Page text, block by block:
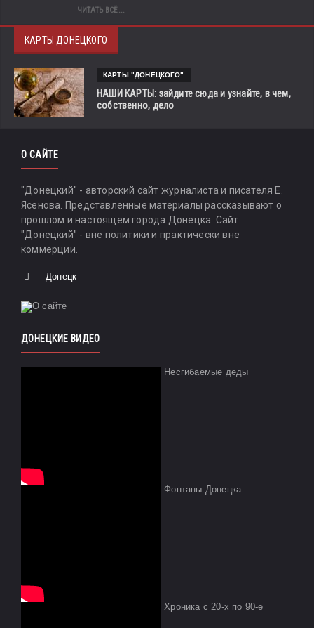
ЧИТАТЬ ВСЁ...
КАРТЫ ДОНЕЦКОГО
КАРТЫ "ДОНЕЦКОГО"
НАШИ КАРТЫ: зайдите сюда и узнайте, в чем,
собственно, дело
О САЙТЕ
"Донецкий" - авторский сайт журналиста и писателя Е.
Ясенова. Представленные материалы рассказывают о
прошлом и настоящем города Донецка. Сайт
"Донецкий" - вне политики и практически вне
коммерции.
Донецк
ДОНЕЦКИЕ ВИДЕО
Несгибаемые деды
Фонтаны Донецка
Хроника с 20-х по 90-е